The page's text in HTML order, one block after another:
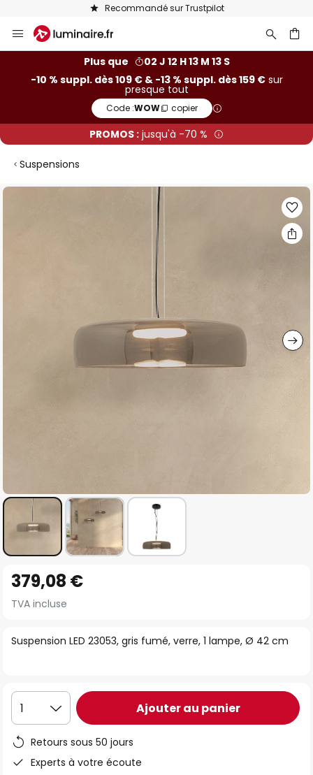
Recommandé sur Trustpilot
Allez
au
Plus que
02 J 12 H 13 M 12 S
-10 % suppl. dès 109 € & -13 % suppl. dès 159 €sur
presque tout
Code :WOW copier
PROMOS : jusqu'à -70 %
Suspensions
Skip
to
the
of
gallery
Suspension LED 23053, gris fumé, verre, 1 lampe, Ø 42 cm
379,08 €
TVA incluse
1 Ajouter au panier
Retours sous 50 jours
Experts à votre écoute